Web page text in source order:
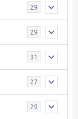
29
29
31
27
29